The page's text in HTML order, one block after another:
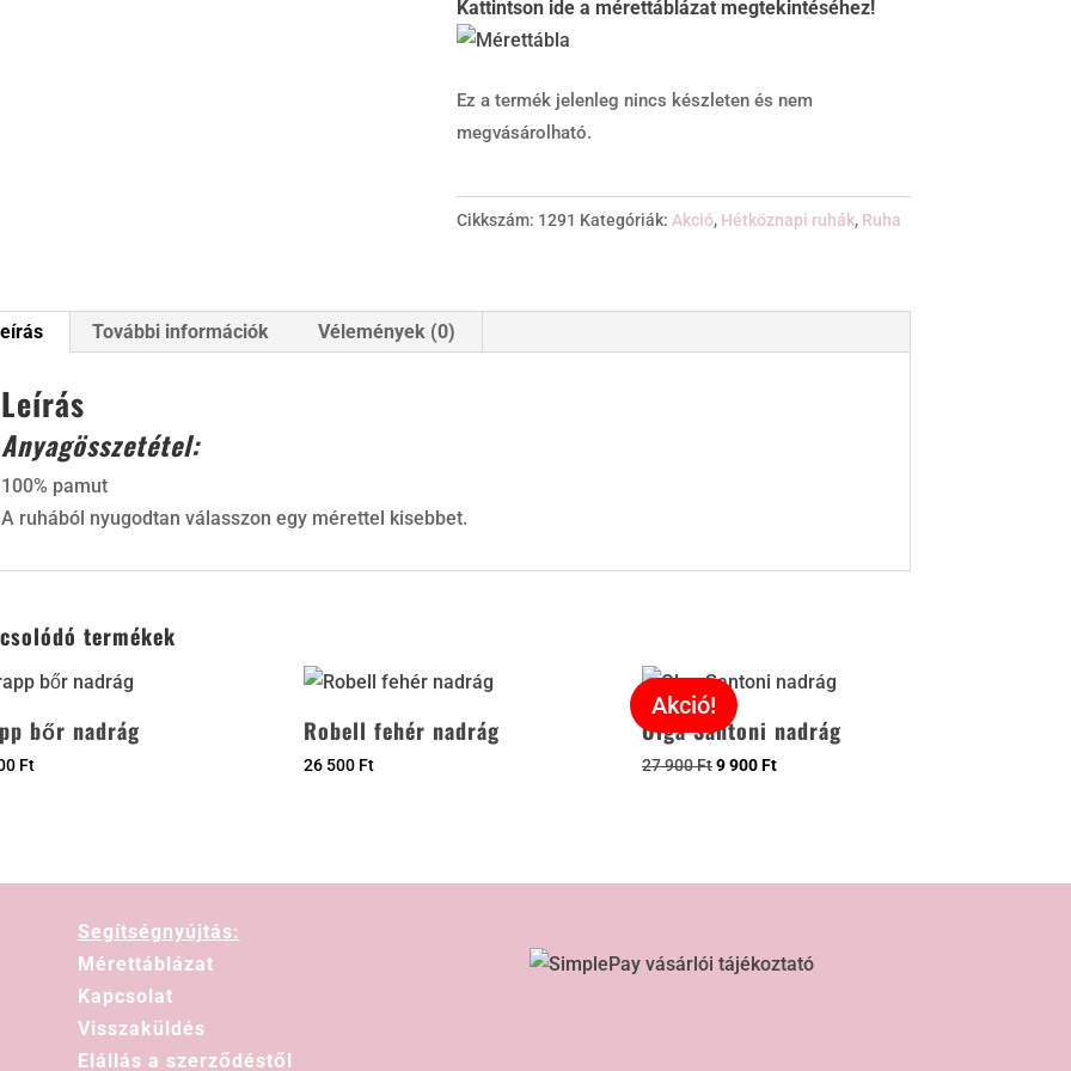
Kattintson ide a mérettáblázat megtekintéséhez!
Ez a termék jelenleg nincs készleten és nem
megvásárolható.
Cikkszám: 1291 Kategóriák: Akció, Hétköznapi ruhák, Ruha
További információk Vélemények (0)
Leírás
Anyagösszetétel:
100% pamut
A ruhából nyugodtan válasszon egy mérettel kisebbet.
termékek
bőr nadrág
Ft
Robell fehér nadrág
26 500 Ft
Akció!
Olga Santoni nadrág
27 900Ft9 900Ft
Segítségnyújtás:
Mérettáblázat
Kapcsolat
Visszaküldés
Elállás a szerződéstől